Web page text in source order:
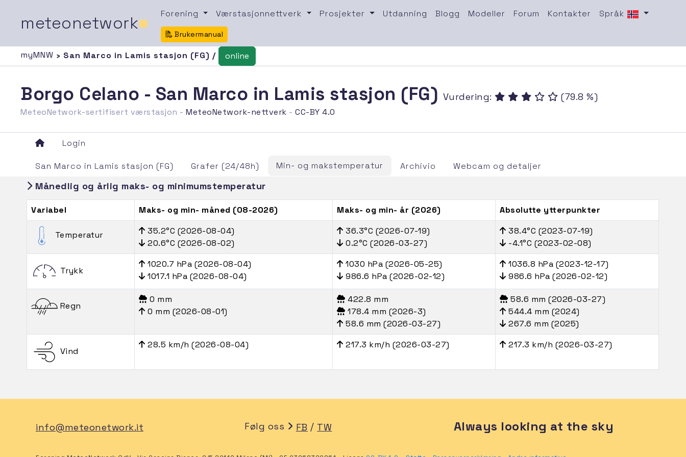
meteonetwork■ Forening Værstasjonnettverk Prosjekter Utdanning Blogg Modeller Forum Kontakter Språk
Brukermanual
myMNW › San Marco in Lamis stasjon (FG) / online
Borgo Celano - San Marco in Lamis stasjon (FG) Vurdering: (79.8 %)
MeteoNetwork-sertifisert værstasjon -MeteoNetwork-nettverk -CC-BY 4.0
Login
San Marco in Lamis stasjon (FG) Grafer (24/48h) Min- og makstemperatur Archivio Webcam og detaljer
Månedlig og årlig maks- og minimumstemperatur
Variabel Maks- og min- måned (08-2026) Maks- og min- år (2026) Absolutte ytterpunkter
Temperatur
35.2°C (2026-08-04)
20.6°C (2026-08-02)
36.3°C (2026-07-19)
0.2°C (2026-03-27)
38.4°C (2023-07-19)
-4.1°C (2023-02-08)
Trykk
1020.7 hPa (2026-08-04)
1017.1 hPa (2026-08-04)
1030 hPa (2026-05-25)
986.6 hPa (2026-02-12)
1036.8 hPa (2023-12-17)
986.6 hPa (2026-02-12)
Regn
0 mm
0 mm (2026-08-01)
422.8 mm
178.4 mm (2026-3)
58.6 mm (2026-03-27)
58.6 mm (2026-03-27)
544.4 mm (2024)
267.6 mm (2025)
Vind
28.5 km/h (2026-08-04) 217.3 km/h (2026-03-27) 217.3 km/h (2026-03-27)
info@meteonetwork.it Følg oss FB / TW Always looking at the sky